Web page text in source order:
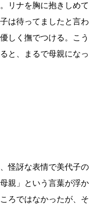
リナを胸に抱きしめて
は待ってましたと言わ
しく撫でつける。こう
と、まるで母親になっ
怪訝な表情で美代子の
親」という言葉が浮か
ろではなかったが、そ